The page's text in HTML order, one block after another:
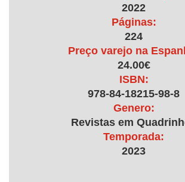
2022
Páginas:
224
Preço varejo na
24.00€
ISBN:
978-84-18215-98-8
Genero:
Revistas em
Temporada:
2023